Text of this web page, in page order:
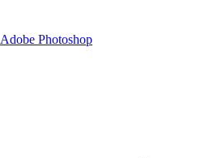
Adobe Photoshop